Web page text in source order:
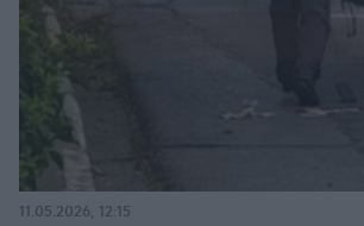
11.05.2026, 12:15